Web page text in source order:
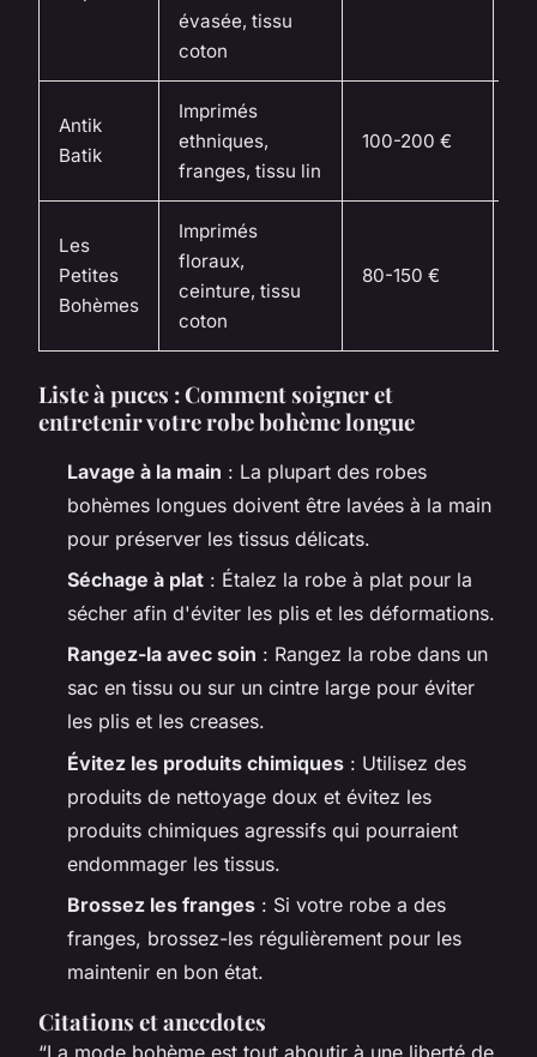
évasée, tissu
coton
Antik
Batik
Imprimés
ethniques,
franges, tissu lin
100-200 €
Les
Petites
Bohèmes
Imprimés
floraux,
ceinture, tissu
coton
80-150 €
Liste à puces : Comment soigner et
entretenir votre robe bohème longue
Lavage à la main : La plupart des robes
bohèmes longues doivent être lavées à la main
pour préserver les tissus délicats.
Séchage à plat : Étalez la robe à plat pour la
sécher afin d'éviter les plis et les déformations.
Rangez-la avec soin : Rangez la robe dans un
sac en tissu ou sur un cintre large pour éviter
les plis et les creases.
Évitez les produits chimiques : Utilisez des
produits de nettoyage doux et évitez les
produits chimiques agressifs qui pourraient
endommager les tissus.
Brossez les franges : Si votre robe a des
franges, brossez-les régulièrement pour les
maintenir en bon état.
Citations et anecdotes